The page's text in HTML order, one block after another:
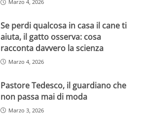
Marzo 4, 2026
Se perdi qualcosa in casa il cane ti
aiuta, il gatto osserva: cosa
racconta davvero la scienza
Marzo 4, 2026
Pastore Tedesco, il guardiano che
non passa mai di moda
Marzo 3, 2026